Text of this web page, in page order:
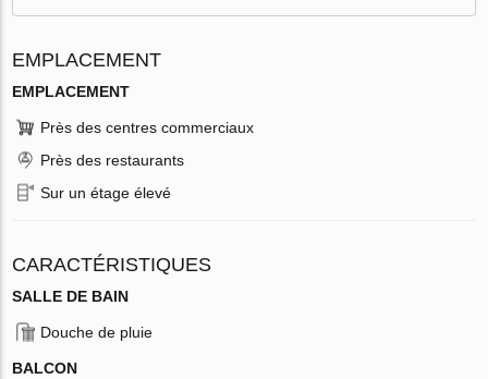
EMPLACEMENT
EMPLACEMENT
Près des centres commerciaux
Près des restaurants
Sur un étage élevé
CARACTÉRISTIQUES
SALLE DE BAIN
Douche de pluie
BALCON